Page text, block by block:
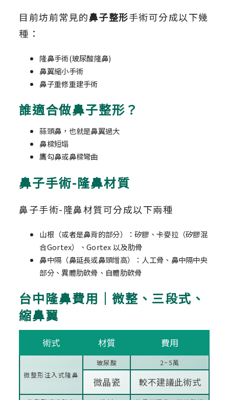
目前坊前常見的鼻子整形手術可分成以下幾
種：
隆鼻手術(玻尿酸隆鼻)
鼻翼縮小手術
鼻子重修重建手術
誰適合做鼻子整形？
蒜頭鼻，也就是鼻翼過大
鼻樑短塌
鷹勾鼻或鼻樑彎曲
鼻子手術-隆鼻材質
鼻子手術-隆鼻材質可分成以下兩種
山根（或者是鼻背的部分）：矽膠、卡麥拉（矽膠混
合Gortex）、Gortex 以及肋骨
鼻中隔（鼻延長或鼻頭增高）：人工骨、鼻中隔中央
部分、異體肋軟骨、自體肋軟骨
台中隆鼻費用｜微整、三段式、
縮鼻翼
術式 材質 費用
微整形注入式隆鼻
玻尿酸 2~5萬
微晶瓷 較不建議此術式